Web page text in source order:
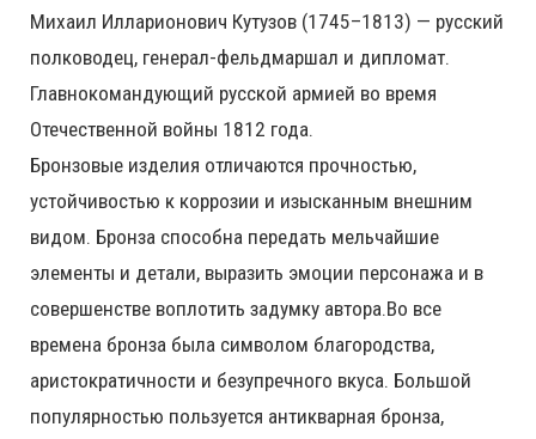
Михаил Илларионович Кутузов (1745–1813) — русский
полководец, генерал-фельдмаршал и дипломат.
Главнокомандующий русской армией во время
Отечественной войны 1812 года.
Бронзовые изделия отличаются прочностью,
устойчивостью к коррозии и изысканным внешним
видом. Бронза способна передать мельчайшие
элементы и детали, выразить эмоции персонажа и в
совершенстве воплотить задумку автора.Во все
времена бронза была символом благородства,
аристократичности и безупречного вкуса. Большой
популярностью пользуется антикварная бронза,